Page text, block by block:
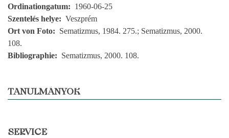
Ordinationgatum
1960-06-25
Szentelés helye
Veszprém
Ort von Foto
Sematizmus, 1984. 275.; Sematizmus, 2000.
108.
Bibliographie
Sematizmus, 2000. 108.
TANULMÁNYOK
SERVICE